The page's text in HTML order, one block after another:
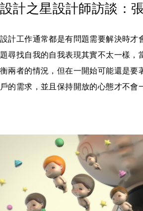
設計之星設計師訪談：
設計工作通常都是有問題需要解決時才
題尋找自我的自我表現其實不太一樣，
衡兩者的情況，但在一開始可能還是要
戶的需求，並且保持開放的心態才不會